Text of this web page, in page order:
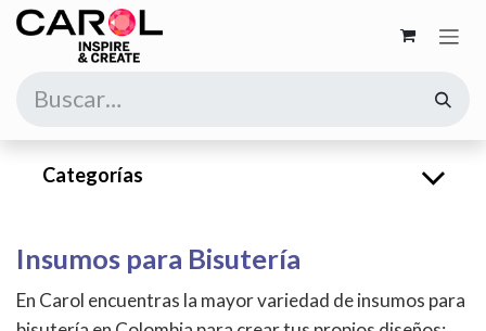
Ir al contenido
Categorías
Insumos para Bisutería
En Carol encuentras la mayor variedad de insumos para